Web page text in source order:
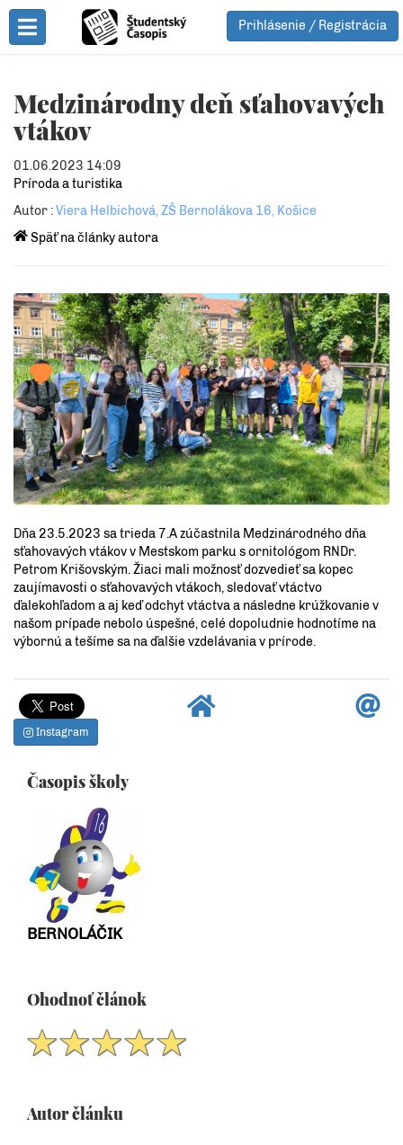
Toggle Menu
Prihlásenie / Registrácia
Medzinárodny deň sťahovavých
vtákov
01.06.2023 14:09
Príroda a turistika
Autor :Viera Helbichová, ZŠ Bernolákova 16, Košice
Späť na články autora
Dňa 23.5.2023 sa trieda 7.A zúčastnila Medzinárodného dňa
sťahovavých vtákov v Mestskom parku s ornitológom RNDr.
Petrom Krišovským. Žiaci mali možnosť dozvedieť sa kopec
zaujímavosti o sťahovavých vtákoch, sledovať vtáctvo
ďalekohľadom a aj keď odchyt vtáctva a následne krúžkovanie v
našom prípade nebolo úspešné, celé dopoludnie hodnotíme na
výbornú a tešíme sa na ďalšie vzdelávania v prírode.
Instagram
Časopis školy
BERNOLÁČIK
Ohodnoť článok
Autor článku